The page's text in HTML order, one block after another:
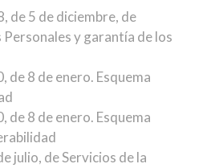
de 5 de diciembre, de
y garantía de los
de 8 de enero. Esquema
de 8 de enero. Esquema
julio, de Servicios de la